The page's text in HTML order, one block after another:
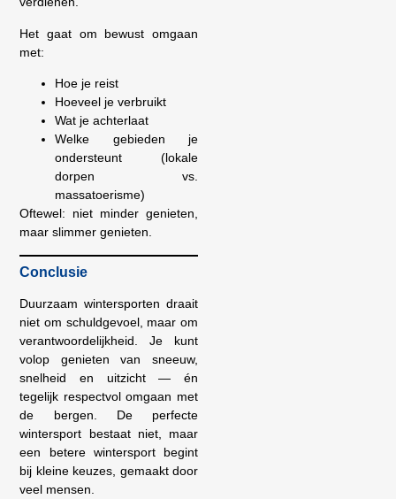
Het gaat om bewust omgaan
met:
Hoe je reist
Hoeveel je verbruikt
Wat je achterlaat
Welke gebieden je
ondersteunt (lokale
dorpen vs.
massatoerisme)
Oftewel: niet minder genieten,
maar slimmer genieten.
Conclusie
Duurzaam wintersporten draait
niet om schuldgevoel, maar om
verantwoordelijkheid. Je kunt
volop genieten van sneeuw,
snelheid en uitzicht — én
tegelijk respectvol omgaan met
de bergen. De perfecte
wintersport bestaat niet, maar
een betere wintersport begint
bij kleine keuzes, gemaakt door
veel mensen.